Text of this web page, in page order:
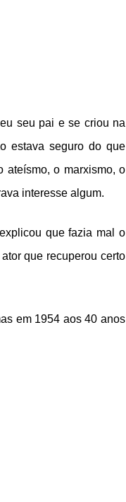
seu pai e se criou na
estava seguro do que
ateísmo, o marxismo, o
interesse algum.
que fazia mal o
que recuperou certo
em 1954 aos 40 anos